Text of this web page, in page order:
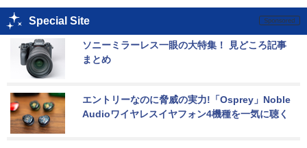
Special Site
ソニーミラーレス一眼の大特集！ 見どころ記事
まとめ
エントリーなのに脅威の実力!「Osprey」Noble
Audioワイヤレスイヤフォン4機種を一気に聴く